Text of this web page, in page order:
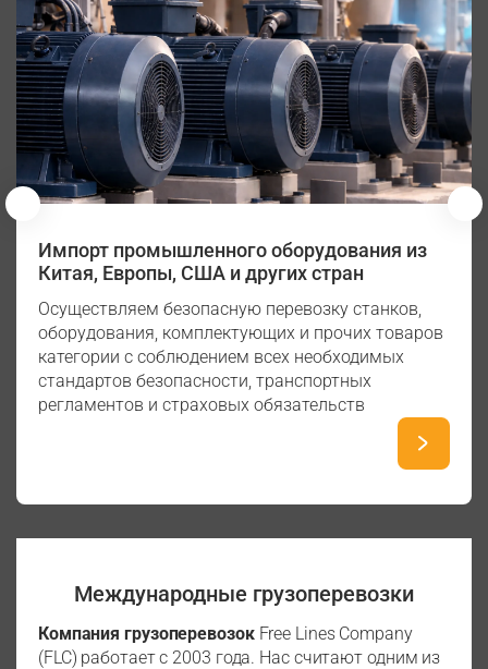
Импорт промышленного оборудования из
Китая, Европы, США и других стран
Осуществляем безопасную перевозку станков,
оборудования, комплектующих и прочих товаров
категории с соблюдением всех необходимых
стандартов безопасности, транспортных
регламентов и страховых обязательств
Международные грузоперевозки
Компания грузоперевозок Free Lines Company
(FLC) работает с 2003 года. Нас считают одним из